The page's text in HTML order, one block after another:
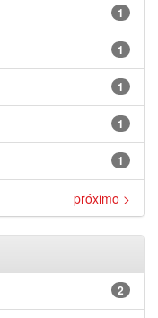
1
1
1
1
1
próximo >
2